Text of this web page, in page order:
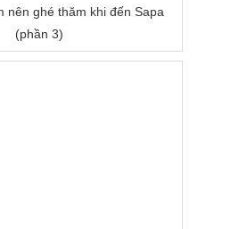
nên ghé thăm khi đến Sapa
(phần 3)